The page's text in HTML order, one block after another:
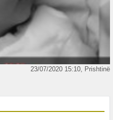
23/07/2020 15:10, Prishtinë